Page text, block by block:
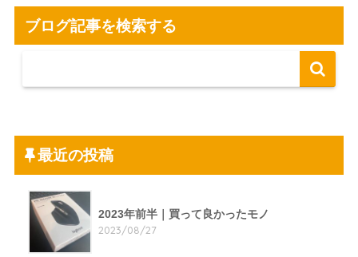
ブログ記事を検索する
最近の投稿
2023年前半｜買って良かったモノ
2023/08/27